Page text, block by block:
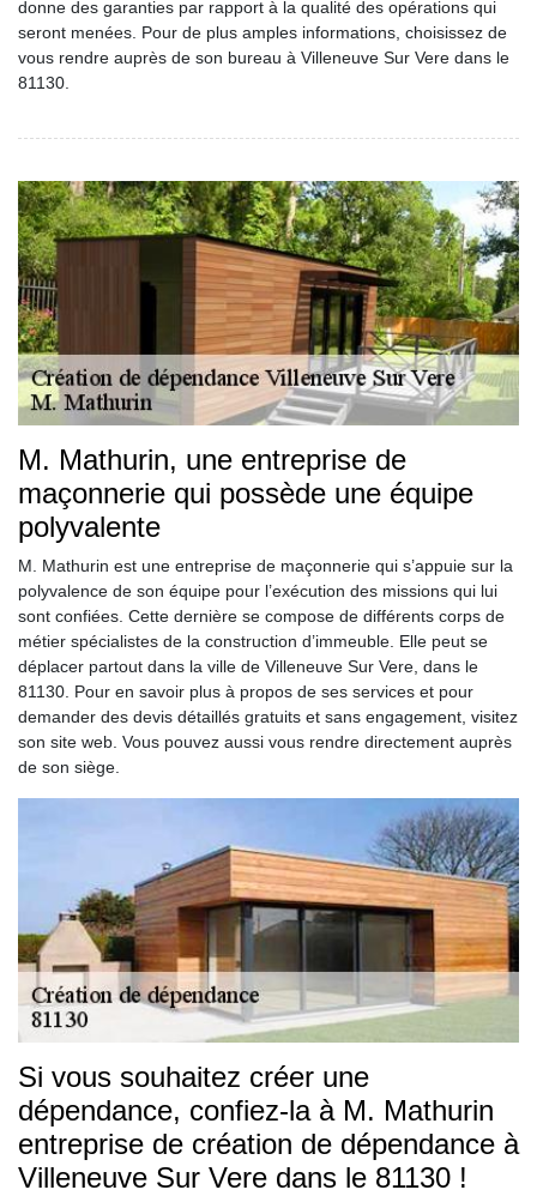
donne des garanties par rapport à la qualité des opérations qui
seront menées. Pour de plus amples informations, choisissez de
vous rendre auprès de son bureau à Villeneuve Sur Vere dans le
81130.
M. Mathurin, une entreprise de
maçonnerie qui possède une équipe
polyvalente
M. Mathurin est une entreprise de maçonnerie qui s’appuie sur la
polyvalence de son équipe pour l’exécution des missions qui lui
sont confiées. Cette dernière se compose de différents corps de
métier spécialistes de la construction d’immeuble. Elle peut se
déplacer partout dans la ville de Villeneuve Sur Vere, dans le
81130. Pour en savoir plus à propos de ses services et pour
demander des devis détaillés gratuits et sans engagement, visitez
son site web. Vous pouvez aussi vous rendre directement auprès
de son siège.
Si vous souhaitez créer une
dépendance, confiez-la à M. Mathurin
entreprise de création de dépendance à
Villeneuve Sur Vere dans le 81130 !